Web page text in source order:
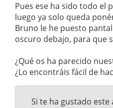
Pues ese ha sido todo el
luego ya solo queda
Bruno le he puesto
oscuro debajo, para que
¿Qué os ha parecido
¿Lo encontráis fácil de
Si te ha gustado